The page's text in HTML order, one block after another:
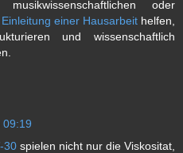
oder
Einleitung einer Hausarbeithelfen,
und wissenschaftlich
09:19
30 spielen nicht nur die Viskositat,